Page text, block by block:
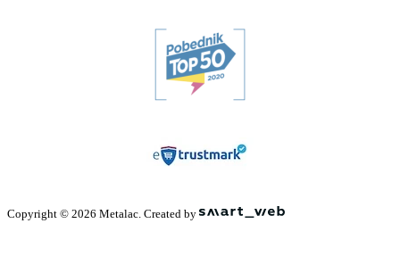
Copyright © 2026 Metalac. Created by